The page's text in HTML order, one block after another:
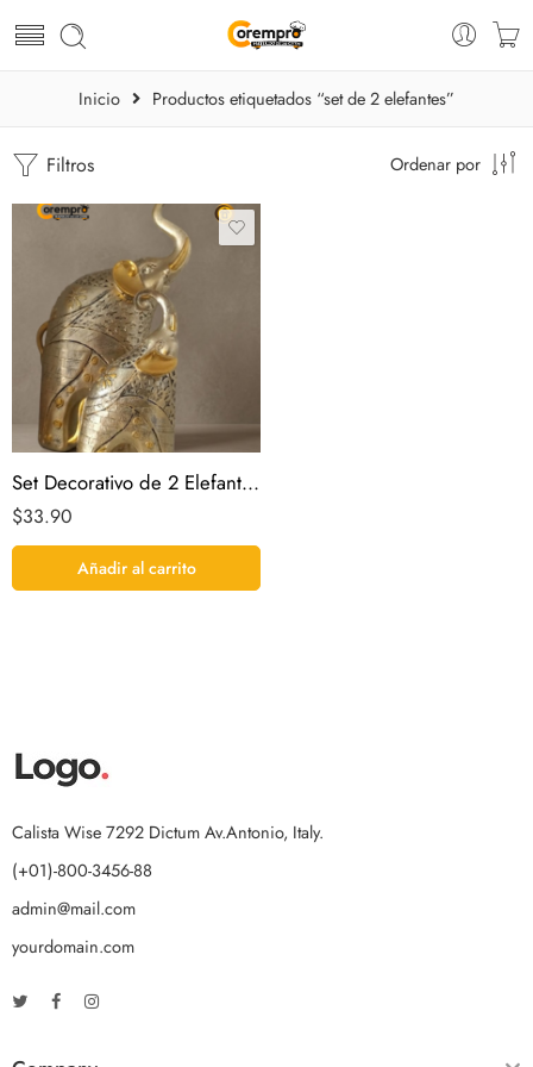
Inicio Productos etiquetados “set de 2 elefantes”
Filtros Ordenar por
Set Decorativo de 2 Elefantes Dorados
$33.90
Añadir al carrito
Calista Wise 7292 Dictum Av.Antonio, Italy.
(+01)-800-3456-88
admin@mail.com
yourdomain.com